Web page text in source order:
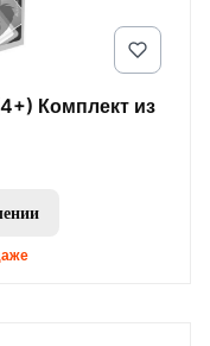
Комплект из